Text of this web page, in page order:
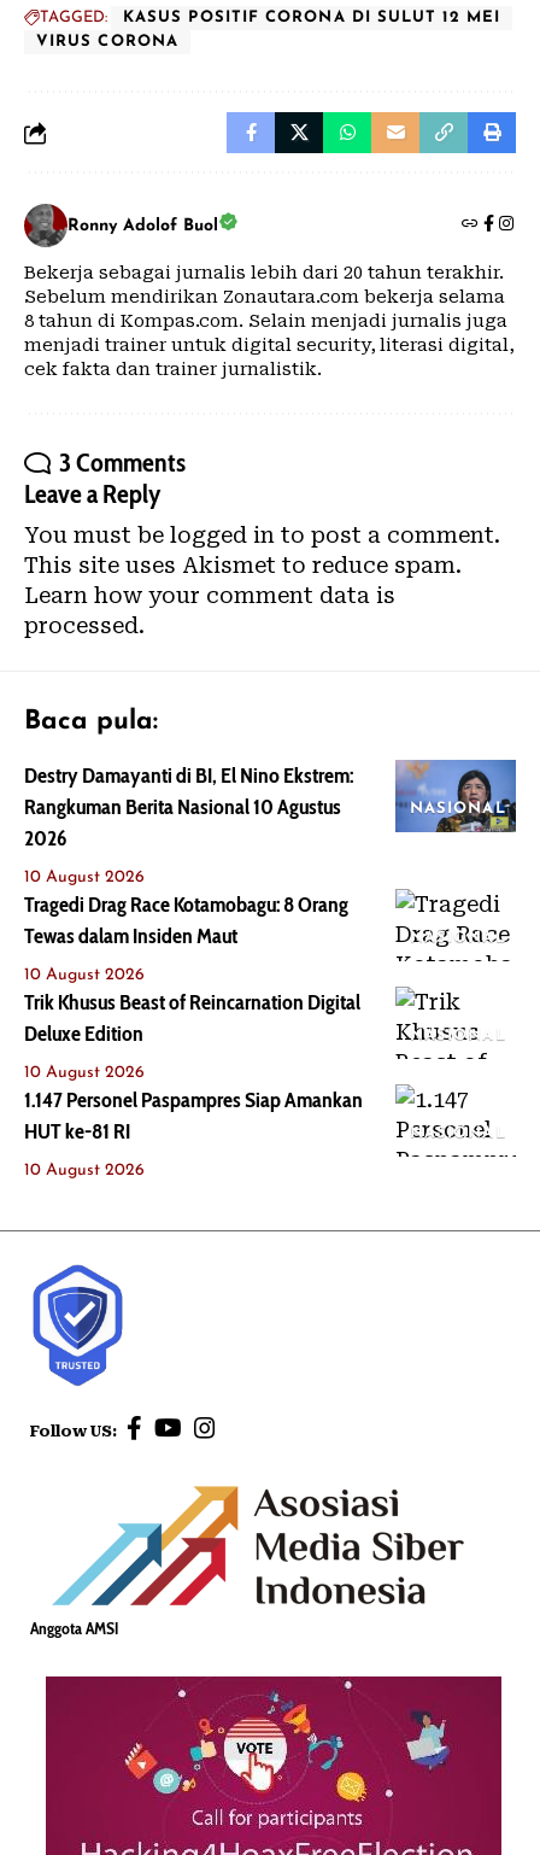
TAGGED:
KASUS POSITIF CORONA DI SULUT 12 MEI
VIRUS CORONA
Ronny Adolof Buol
Bekerja sebagai jurnalis lebih dari 20 tahun terakhir.
Sebelum mendirikan Zonautara.com bekerja selama
8 tahun di Kompas.com. Selain menjadi jurnalis juga
menjadi trainer untuk digital security, literasi digital,
cek fakta dan trainer jurnalistik.
3 Comments
Leave a Reply
You must be logged in to post a comment.
This site uses Akismet to reduce spam.
Learn how your comment data is
processed.
Baca pula:
NASIONAL
Destry Damayanti di BI, El Nino Ekstrem:
Rangkuman Berita Nasional 10 Agustus
2026
10 August 2026
NASIONAL
Tragedi Drag Race Kotamobagu: 8 Orang
Tewas dalam Insiden Maut
10 August 2026
NASIONAL
Trik Khusus Beast of Reincarnation Digital
Deluxe Edition
10 August 2026
NASIONAL
1.147 Personel Paspampres Siap Amankan
HUT ke-81 RI
10 August 2026
Follow US:
Anggota AMSI